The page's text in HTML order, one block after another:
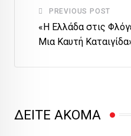
PREVIOUS POST
«Η Ελλάδα στις
Μια Καυτή
ΔΕΙΤΕ ΑΚΟΜΑ